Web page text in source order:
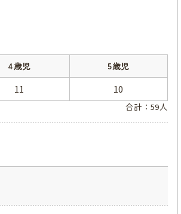
4歳児 5歳児
11 10
合計：59人